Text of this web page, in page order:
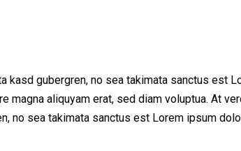
gubergren, no sea takimata sanctus est
aliquyam erat, sed diam voluptua. At
no sea takimata sanctus est Lorem ipsum